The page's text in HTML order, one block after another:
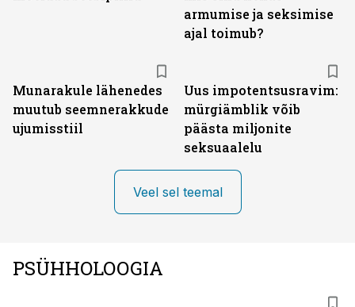
armumise ja seksimise
ajal toimub?
Munarakule lähenedes
muutub seemnerakkude
ujumisstiil
Uus impotentsusravim:
mürgiämblik võib
päästa miljonite
seksuaalelu
Veel sel teemal
PSÜHHOLOOGIA